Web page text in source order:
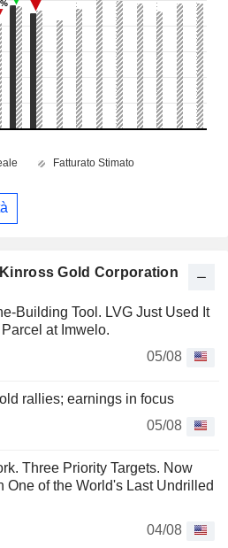
Gold Corporation
Building Tool. LVG Just Used It
at Imwelo.
05/08
rallies; earnings in focus
05/08
Three Priority Targets. Now
One of the World's Last Undrilled
04/08